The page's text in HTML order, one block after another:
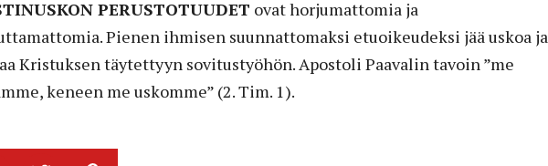
PERUSTOTUUDET ovat horjumattomia ja
Pienen ihmisen suunnattomaksi etuoikeudeksi jää uskoa ja
Kristuksen täytettyyn sovitustyöhön. Apostoli Paavalin tavoin ”me
keneen me uskomme” (2. Tim. 1).